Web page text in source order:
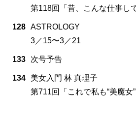
第118回「昔、こんな仕事し
128 ASTROLOGY
3／15〜3／21
133 次号予告
134
美女入門 林 真理子
第711回「これで私も“美魔女